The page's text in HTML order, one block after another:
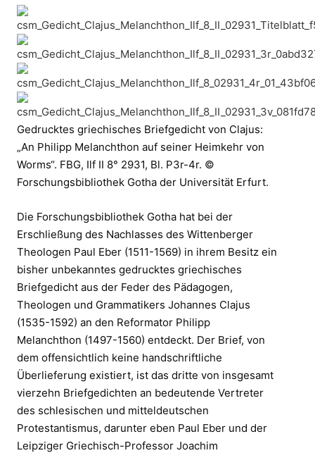
Gedrucktes griechisches Briefgedicht von Clajus:
„An Philipp Melanchthon auf seiner Heimkehr von
Worms“. FBG, Ilf II 8° 2931, Bl. P3r-4r. ©
Forschungsbibliothek Gotha der Universität Erfurt.
Die Forschungsbibliothek Gotha hat bei der
Erschließung des Nachlasses des Wittenberger
Theologen Paul Eber (1511-1569) in ihrem Besitz ein
bisher unbekanntes gedrucktes griechisches
Briefgedicht aus der Feder des Pädagogen,
Theologen und Grammatikers Johannes Clajus
(1535-1592) an den Reformator Philipp
Melanchthon (1497-1560) entdeckt. Der Brief, von
dem offensichtlich keine handschriftliche
Überlieferung existiert, ist das dritte von insgesamt
vierzehn Briefgedichten an bedeutende Vertreter
des schlesischen und mitteldeutschen
Protestantismus, darunter eben Paul Eber und der
Leipziger Griechisch-Professor Joachim